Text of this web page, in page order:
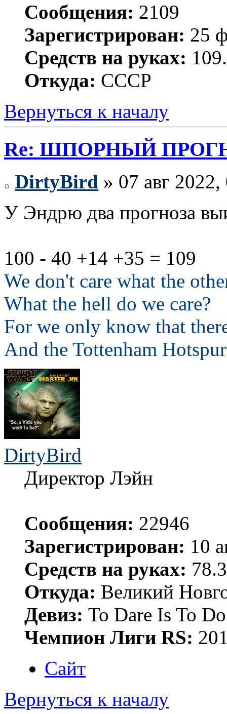
Сообщения: 2109
Зарегистрирован: 25
Средств на руках:
Откуда: СССР
Вернуться к началу
Re: ШПОРНЫЙ
DirtyBird » 07 авг
У Эндрю два прогноза
100 - 40 +14 +35 = 109
We don't care what the
What the hell do we care?
For we only know that
And the Tottenham
DirtyBird
Директор Лэйн
Сообщения: 22946
Зарегистрирован: 10
Средств на руках:
Откуда: Великий
Девиз: To Dare Is To Do
Чемпион Лиги RS:
Сайт
Вернуться к началу